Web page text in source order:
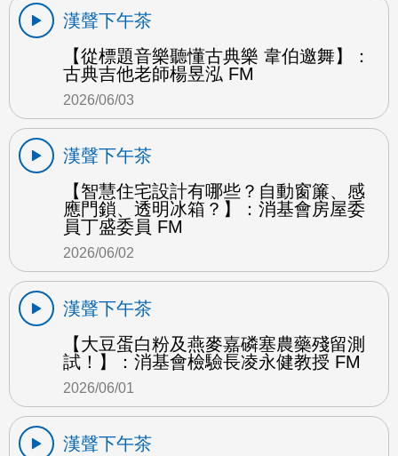
漢聲下午茶
【從標題音樂聽懂古典樂 韋伯邀舞】：
古典吉他老師楊昱泓 FM
2026/06/03
漢聲下午茶
【智慧住宅設計有哪些？自動窗簾、感
應門鎖、透明冰箱？】：消基會房屋委
員丁盛委員 FM
2026/06/02
漢聲下午茶
【大豆蛋白粉及燕麥嘉磷塞農藥殘留測
試！】：消基會檢驗長凌永健教授 FM
2026/06/01
漢聲下午茶